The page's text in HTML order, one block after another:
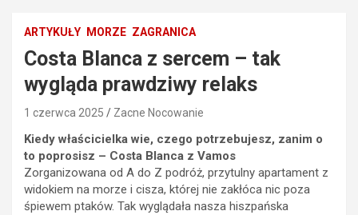
ARTYKUŁY MORZE ZAGRANICA
Costa Blanca z sercem – tak
wygląda prawdziwy relaks
1 czerwca 2025 Zacne Nocowanie
Kiedy właścicielka wie, czego potrzebujesz, zanim o
to poprosisz – Costa Blanca z Vamos
Zorganizowana od A do Z podróż, przytulny apartament z
widokiem na morze i cisza, której nie zakłóca nic poza
śpiewem ptaków. Tak wyglądała nasza hiszpańska